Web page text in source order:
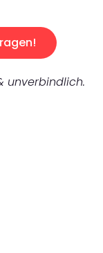
unverbindlich.